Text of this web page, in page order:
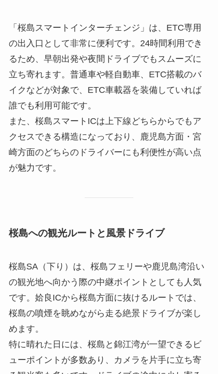
「桜島スマートインターチェンジ」は、ETC専用
の出入口として非常に便利です。24時間利用でき
るため、早朝出発や夜間ドライブでもスムーズに
立ち寄れます。普通車や軽自動車、ETC搭載のバ
イクなどが対象で、ETC車載器を装備していれば
誰でも利用可能です。
また、桜島スマートICは上下線どちらからでもア
クセスできる構造になっており、鹿児島方面・宮
崎方面のどちらのドライバーにも利便性が高い点
が魅力です。
桜島への観光ルートと風景ドライブ
桜島SA（下り）は、桜島フェリーや鹿児島湾沿い
の観光地へ向かう際の中継ポイントとしても人気
です。姶良ICから桜島方面に抜けるルートでは、
桜島の噴煙を眺めながら走る絶景ドライブが楽し
めます。
特に晴れた日には、桜島と錦江湾が一望できるビ
ューポイントが多数あり、カメラを片手に立ち寄